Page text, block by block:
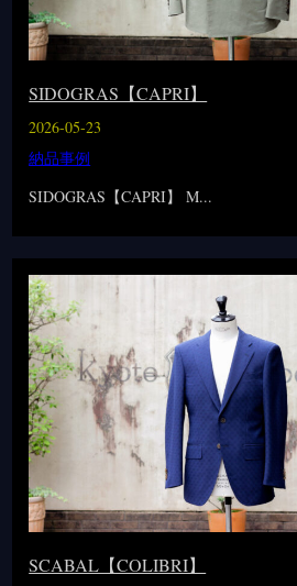
SIDOGRAS【CAPRI】
2026-05-23
納品事例
SIDOGRAS【CAPRI】 M...
SCABAL【COLIBRI】